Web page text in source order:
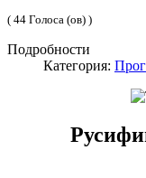
( 44 Голоса (ов) )
Подробности
Категория: